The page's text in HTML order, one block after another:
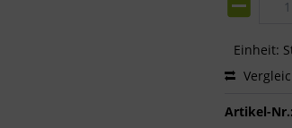
Einheit:
Artikel-Nr.: